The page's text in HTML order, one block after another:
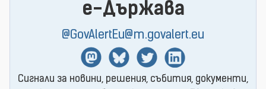
e-Държава
@GovAlertEu@m.govalert.eu
MastodonBlueSkyTwitterLinkedin
Сигнали за новини, решения, събития, документи,